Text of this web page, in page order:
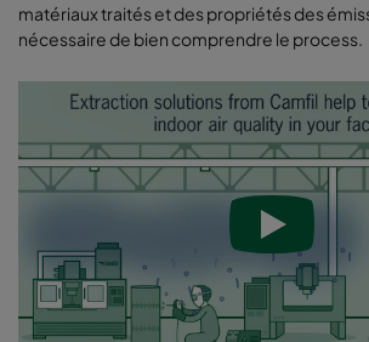
matériaux traités et des propriétés des
nécessaire de bien comprendre le process.